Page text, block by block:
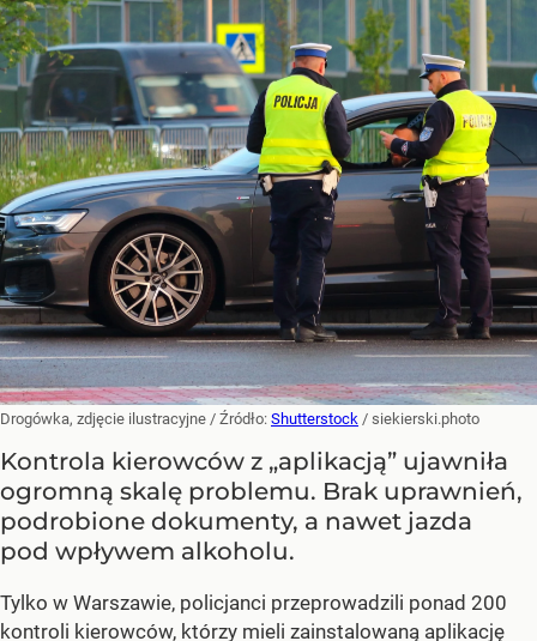
Drogówka, zdjęcie ilustracyjne / Źródło: Shutterstock / siekierski.photo
Kontrola kierowców z „aplikacją” ujawniła
ogromną skalę problemu. Brak uprawnień,
podrobione dokumenty, a nawet jazda
pod wpływem alkoholu.
Tylko w Warszawie, policjanci przeprowadzili ponad 200
kontroli kierowców, którzy mieli zainstalowaną aplikację